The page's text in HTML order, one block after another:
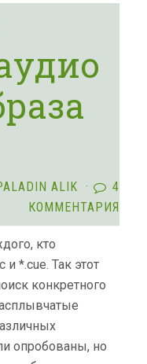
ALIK ·
4
КОММЕНТАРИЯ
кто
*.cue. Так этот
конкретного
опробованы, но